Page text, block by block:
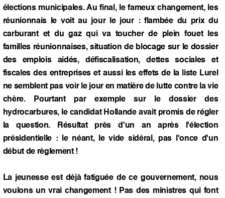
élections municipales. Au final, le fameux changement, les
réunionnais le voit au jour le jour : flambée du prix du
carburant et du gaz qui va toucher de plein fouet les
familles réunionnaises, situation de blocage sur le dossier
des emplois aidés, défiscalisation, dettes sociales et
fiscales des entreprises et aussi les effets de la liste Lurel
ne semblent pas voir le jour en matière de lutte contre la vie
chère. Pourtant par exemple sur le dossier des
hydrocarbures, le candidat Hollande avait promis de régler
la question. Résultat près d'un an après l'élection
présidentielle : le néant, le vide sidéral, pas l'once d'un
début de règlement !
La jeunesse est déjà fatiguée de ce gouvernement, nous
voulons un vrai changement ! Pas des ministres qui font